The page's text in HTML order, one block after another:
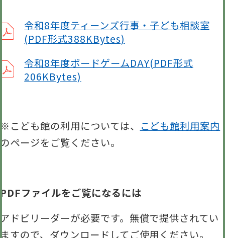
令和8年度ティーンズ行事・子ども相談室
(PDF形式388KBytes)
令和8年度ボードゲームDAY(PDF形式
206KBytes)
※こども館の利用については、 こども館利用案内
のページをご覧ください。
PDFファイルをご覧になるには
アドビリーダーが必要です。無償で提供されてい
ますので、ダウンロードしてご使用ください。